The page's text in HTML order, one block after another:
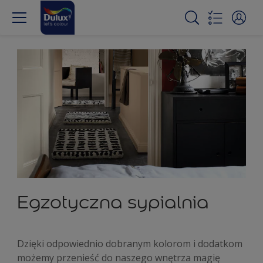
Egzotyczna sypialnia
Dzięki odpowiednio dobranym kolorom i dodatkom
możemy przenieść do naszego wnętrza magię